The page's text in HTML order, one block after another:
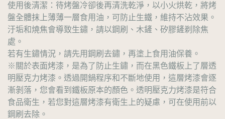
使用後清潔：待烤盤冷卻後再清洗乾淨，以小火烘乾，將烤
盤全體抹上薄薄一層食用油，可防止生鐵，維持不沾效果。
汙垢和燒焦會導致生鏽，請以鋼刷、木鏟、矽膠鏟剃除焦
處。
若有生鏽情況，請先用鋼刷去鏽，再塗上食用油保養。
※關於表面烤漆，是為了防止生鏽，而在黑色鐵板上了層透
明壓克力烤漆。透過開鍋程序和不斷地使用，這層烤漆會逐
漸剝落，您會看到鐵板原本的顏色。透明壓克力烤漆是符合
食品衛生，若您對這層烤漆有衛生上的疑慮，可在使用前以
鋼刷去除。